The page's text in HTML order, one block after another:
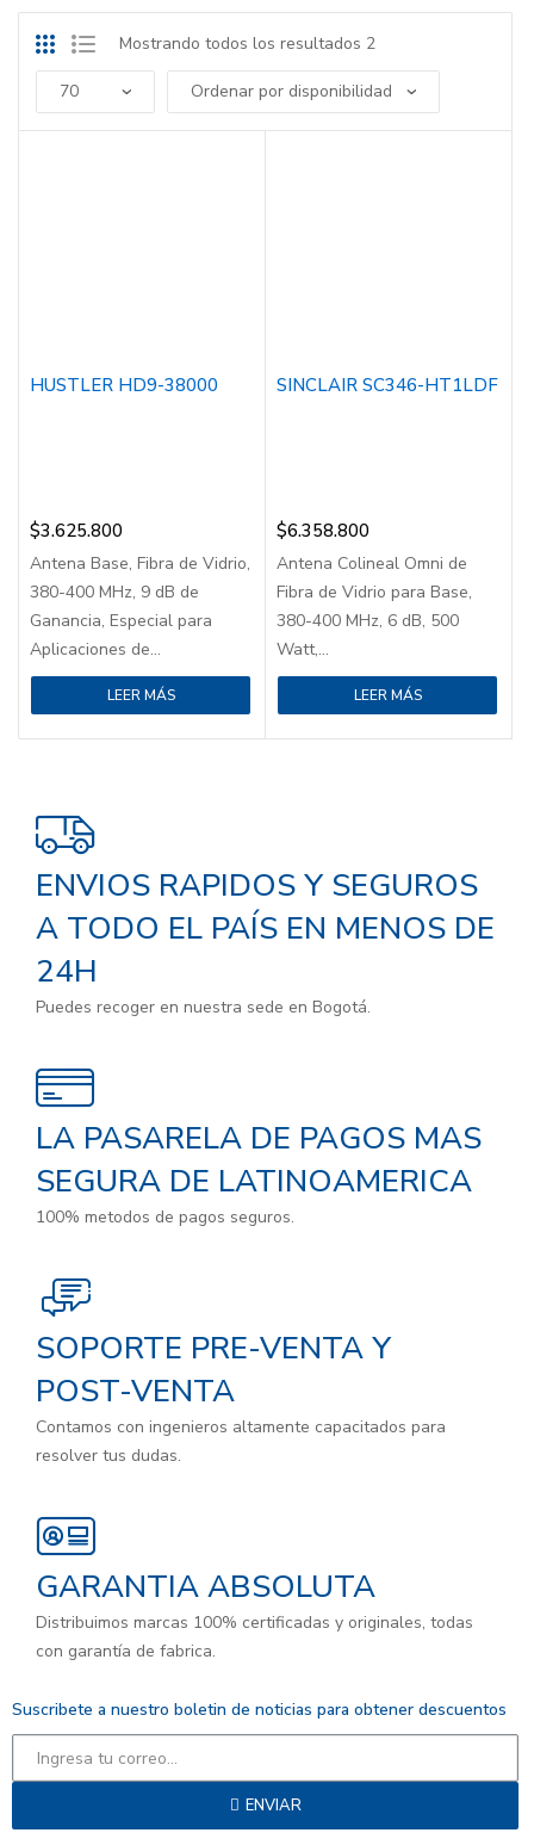
Mostrando todos los resultados 2
HUSTLER HD9-38000
$3.625.800
Antena Base, Fibra de Vidrio,
380-400 MHz, 9 dB de
Ganancia, Especial para
Aplicaciones de...
LEER MÁS
SINCLAIR SC346-HT1LDF
$6.358.800
Antena Colineal Omni de
Fibra de Vidrio para Base,
380-400 MHz, 6 dB, 500
Watt,...
LEER MÁS
ENVIOS RAPIDOS Y SEGUROS
A TODO EL PAÍS EN MENOS DE
24H
Puedes recoger en nuestra sede en Bogotá.
LA PASARELA DE PAGOS MAS
SEGURA DE LATINOAMERICA
100% metodos de pagos seguros.
SOPORTE PRE-VENTA Y
POST-VENTA
Contamos con ingenieros altamente capacitados para
resolver tus dudas.
GARANTIA ABSOLUTA
Distribuimos marcas 100% certificadas y originales, todas
con garantía de fabrica.
Suscribete a nuestro boletin de noticias para obtener descuentos
ENVIAR